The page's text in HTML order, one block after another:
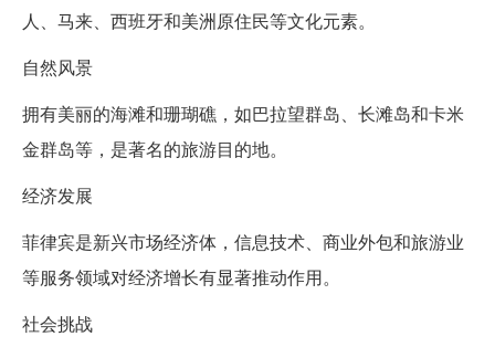
人、马来、西班牙和美洲原住民等文化元素。
自然风景
拥有美丽的海滩和珊瑚礁，如巴拉望群岛、长滩岛和卡米
金群岛等，是著名的旅游目的地。
经济发展
菲律宾是新兴市场经济体，信息技术、商业外包和旅游业
等服务领域对经济增长有显著推动作用。
社会挑战